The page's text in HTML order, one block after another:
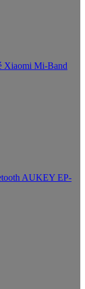
Xiaomi Mi-Band
AUKEY EP-